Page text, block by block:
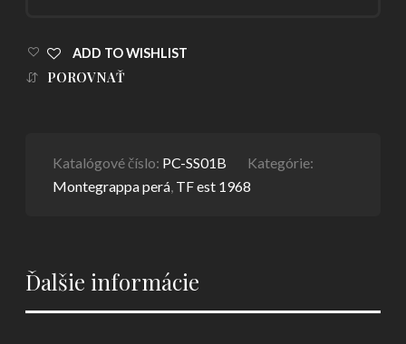
ADD TO WISHLIST
POROVNAŤ
Katalógové číslo: PC-SS01B
Kategórie:
Montegrappa perá TF est 1968
Ďalšie informácie